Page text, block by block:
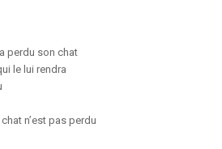
perdu son chat
le lui rendra
n’est pas perdu